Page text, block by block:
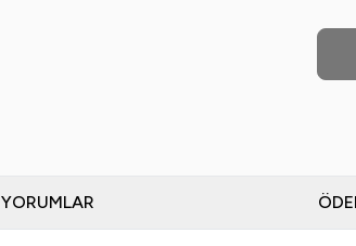
YORUMLAR